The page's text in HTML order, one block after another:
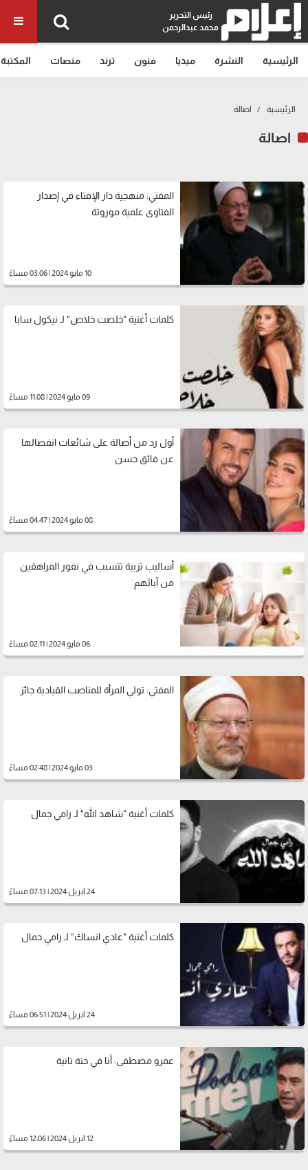
رئيس التحرير
محمد عبدالرحمن
الرئيسية النشرة ميديا فنون ترند منصات المكتبة
الرئيسية اصالة
اصالة
المفتي: منهجية دار الإفتاء في إصدار
الفتاوى علمية موروثة
10 مايو 2024 | 03:06 مساءً
كلمات أغنية "خلصت خلاص" لـ نيكول سابا
09 مايو 2024 | 11:08 مساءً
أول رد من أصالة على شائعات انفصالها
عن فائق حسن
08 مايو 2024 | 04:47 مساءً
أساليب تربية تتسبب في نفور المراهقين
من آبائهم
06 مايو 2024 | 02:11 مساءً
المفتي: تولي المرأة للمناصب القيادية جائز
03 مايو 2024 | 02:48 مساءً
كلمات أغنية "شاهد الله" لـ رامي جمال
24 ابريل 2024 | 07:13 مساءً
كلمات أغنية "عادي انساك" لـ رامي جمال
24 ابريل 2024 | 06:51 مساءً
عمرو مصطفى: أنا في حتة تانية
12 ابريل 2024 | 12:06 مساءً